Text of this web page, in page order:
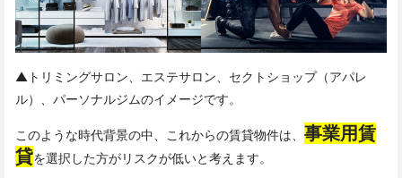
▲トリミングサロン、エステサロン、セクトショップ（アパレ
ル）、パーソナルジムのイメージです。
このような時代背景の中、これからの賃貸物件は、 事業用賃
貸を選択した方がリスクが低いと考えます。